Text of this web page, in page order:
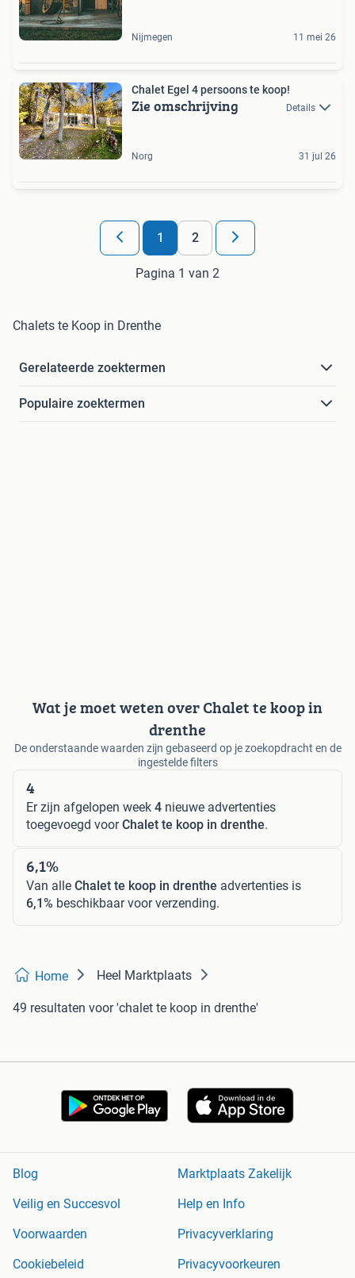
Nijmegen 11 mei 26
Chalet Egel 4 persoons te koop!
Zie omschrijving Details
Norg 31 jul 26
1 2
Pagina 1 van 2
Chalets te Koop in Drenthe
Gerelateerde zoektermen
Populaire zoektermen
Wat je moet weten over Chalet te koop in
drenthe
De onderstaande waarden zijn gebaseerd op je zoekopdracht en de
ingestelde filters
4
Er zijn afgelopen week 4 nieuwe advertenties
toegevoegd voorChalet te koop in drenthe.
6,1%
Van alle Chalet te koop in drenthe advertenties is
6,1% beschikbaar voor verzending.
Home Heel Marktplaats
49 resultaten voor 'chalet te koop in drenthe'
Blog
Marktplaats Zakelijk
Veilig en Succesvol
Help en Info
Voorwaarden
Privacyverklaring
Cookiebeleid
Privacyvoorkeuren